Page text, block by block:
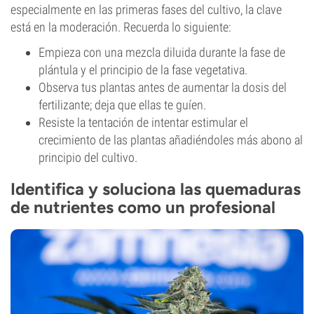
especialmente en las primeras fases del cultivo, la clave
está en la moderación. Recuerda lo siguiente:
Empieza con una mezcla diluida durante la fase de
plántula y el principio de la fase vegetativa.
Observa tus plantas antes de aumentar la dosis del
fertilizante; deja que ellas te guíen.
Resiste la tentación de intentar estimular el
crecimiento de las plantas añadiéndoles más abono al
principio del cultivo.
Identifica y soluciona las quemaduras
de nutrientes como un profesional